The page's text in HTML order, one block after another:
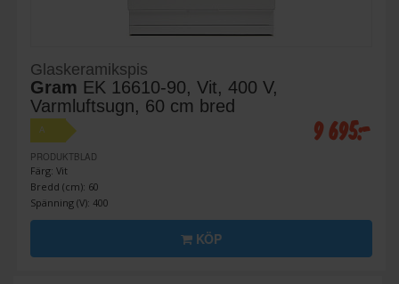
Glaskeramikspis
Gram EK 16610-90, Vit, 400 V,
Varmluftsugn, 60 cm bred
A
PRODUKTBLAD
Färg: Vit
Bredd (cm): 60
Spänning (V): 400
9 695:-
KÖP